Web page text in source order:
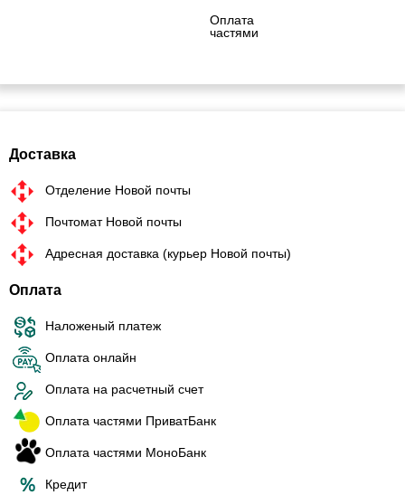
Оплата
частями
Доставка
Отделение Новой почты
Почтомат Новой почты
Адресная доставка (курьер Новой почты)
Оплата
Наложеный платеж
Оплата онлайн
Оплата на расчетный счет
Оплата частями ПриватБанк
Оплата частями МоноБанк
Кредит